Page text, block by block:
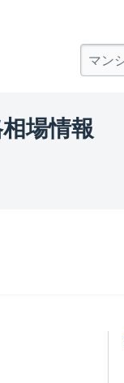
場情報